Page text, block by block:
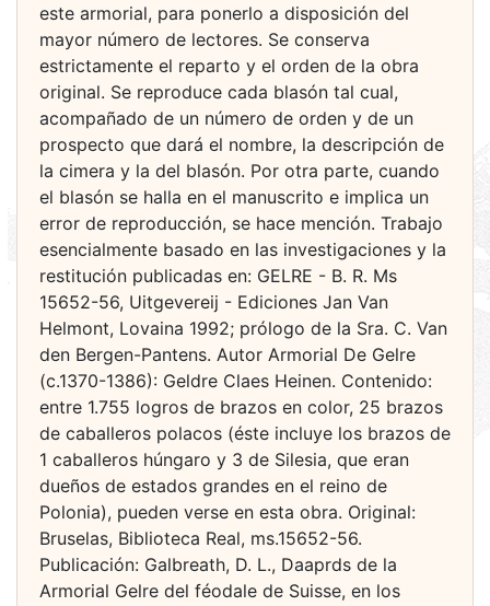
este armorial, para ponerlo a disposición del
mayor número de lectores. Se conserva
estrictamente el reparto y el orden de la obra
original. Se reproduce cada blasón tal cual,
acompañado de un número de orden y de un
prospecto que dará el nombre, la descripción de
la cimera y la del blasón. Por otra parte, cuando
el blasón se halla en el manuscrito e implica un
error de reproducción, se hace mención. Trabajo
esencialmente basado en las investigaciones y la
restitución publicadas en: GELRE - B. R. Ms
15652-56, Uitgevereij - Ediciones Jan Van
Helmont, Lovaina 1992; prólogo de la Sra. C. Van
den Bergen-Pantens. Autor Armorial De Gelre
(c.1370-1386): Geldre Claes Heinen. Contenido:
entre 1.755 logros de brazos en color, 25 brazos
de caballeros polacos (éste incluye los brazos de
1 caballeros húngaro y 3 de Silesia, que eran
dueños de estados grandes en el reino de
Polonia), pueden verse en esta obra. Original:
Bruselas, Biblioteca Real, ms.15652-56.
Publicación: Galbreath, D. L., Daaprds de la
Armorial Gelre del féodale de Suisse, en los